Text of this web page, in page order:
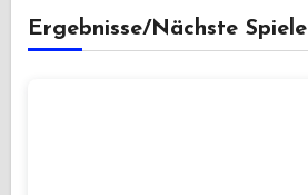
Ergebnisse/Nächste Spiele